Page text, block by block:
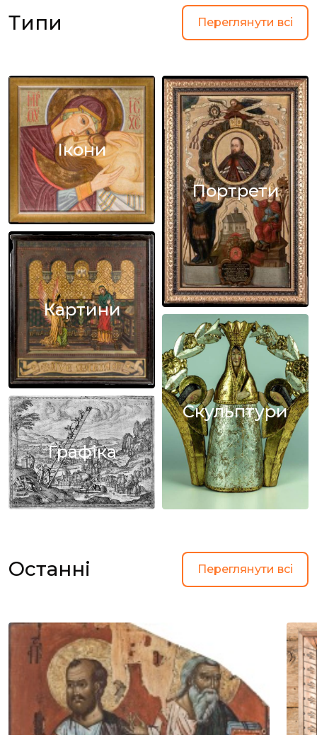
Типи Переглянути всі
Ікони
Портрети
Картини
Скульптури
Графіка
Останні Переглянути всі